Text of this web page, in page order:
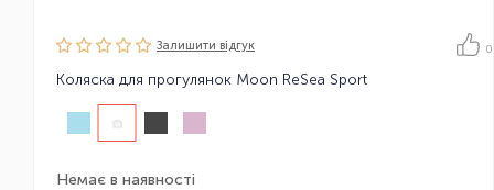
Залишити вiдгук 0
Коляска для прогулянок Moon ReSea Sport
Немає в наявності